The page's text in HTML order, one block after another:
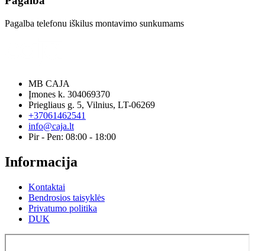
Pagalba telefonu iškilus montavimo sunkumams
MB CAJA
Įmones k. 304069370
Priegliaus g. 5, Vilnius, LT-06269
+37061462541
info@caja.lt
Pir - Pen: 08:00 - 18:00
Informacija
Kontaktai
Bendrosios taisyklės
Privatumo politika
DUK